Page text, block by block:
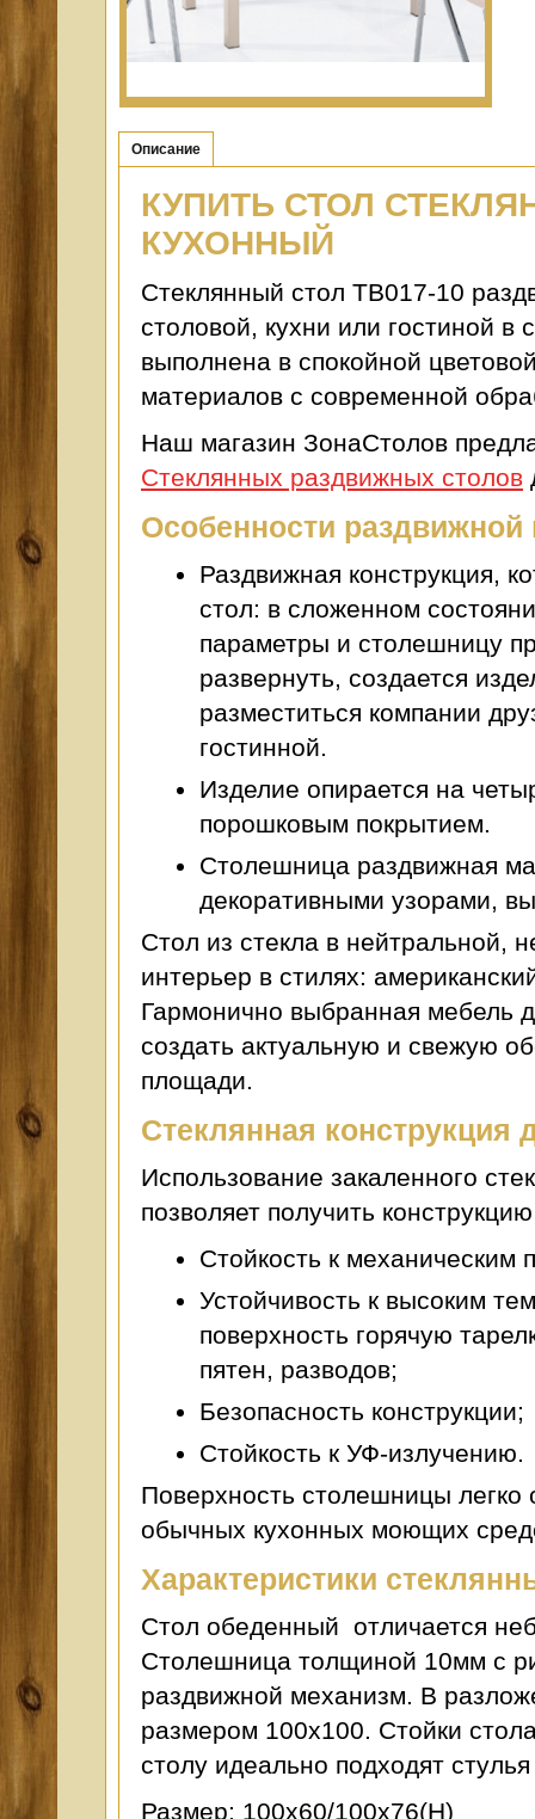
Описание
КУПИТЬ СТОЛ
КУХОННЫЙ
Стеклянный стол ТВ017-10
столовой, кухни или гостиной в
выполнена в спокойной
материалов с современной
Наш магазин ЗонаСтолов
Стеклянных раздвижных столов
Особенности
Раздвижная конструкция,
стол: в сложенном
параметры и столешницу
развернуть, создается
разместиться компании
гостинной.
Изделие опирается на
порошковым покрытием.
Столешница раздвижная
декоративными узорами,
Стол из стекла в нейтральной,
интерьер в стилях:
Гармонично выбранная мебель
создать актуальную и свежую
площади.
Стеклянная конструкция
Использование закаленного
позволяет получить
Стойкость к механическим
Устойчивость к высоким
поверхность горячую
пятен, разводов;
Безопасность конструкции;
Стойкость к УФ-излучению.
Поверхность столешницы легко
обычных кухонных моющих
Характеристики
Стол обеденный отличается
Столешница толщиной 10мм с
раздвижной механизм. В
размером 100х100. Стойки
столу идеально подходят
Размер: 100х60/100х76(Н)